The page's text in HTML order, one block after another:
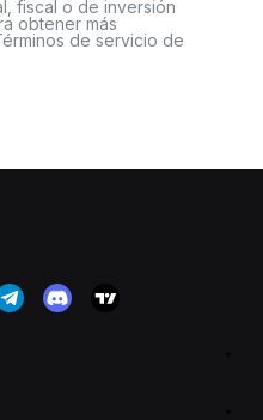
fiscal o de inversión
obtener más
de servicio de